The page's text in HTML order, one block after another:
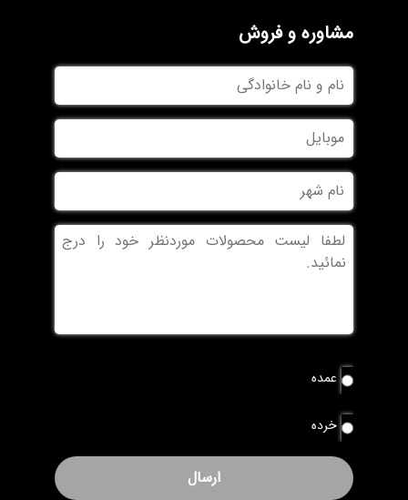
مشاوره و فروش
نام
و
نام
خانوادگی
موبایل
نام
شهر
بدون
عنوان
نوع
سفارش
عمده
خرده